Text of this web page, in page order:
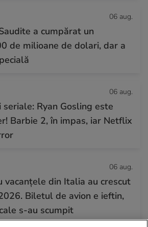
06 aug.
a cumpărat un
de milioane de dolari, dar a
06 aug.
Ryan Gosling este
Barbie 2, în impas, iar Netflix
06 aug.
vacanțele din Italia au crescut
Biletul de avion e ieftin,
s-au scumpit